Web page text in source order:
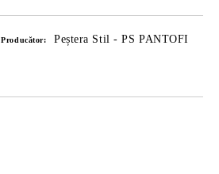
Producător: Peștera Stil - PS PANTOFI